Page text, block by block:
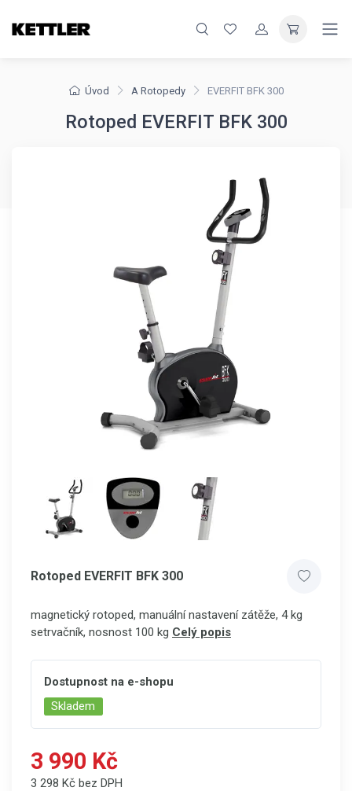
Úvod A Rotopedy EVERFIT BFK 300
Rotoped EVERFIT BFK 300
Rotoped EVERFIT BFK 300
magnetický rotoped, manuální nastavení zátěže, 4 kg
setrvačník, nosnost 100 kg Celý popis
Dostupnost na e-shopu
Skladem
3 990 Kč
3 298 Kč bez DPH